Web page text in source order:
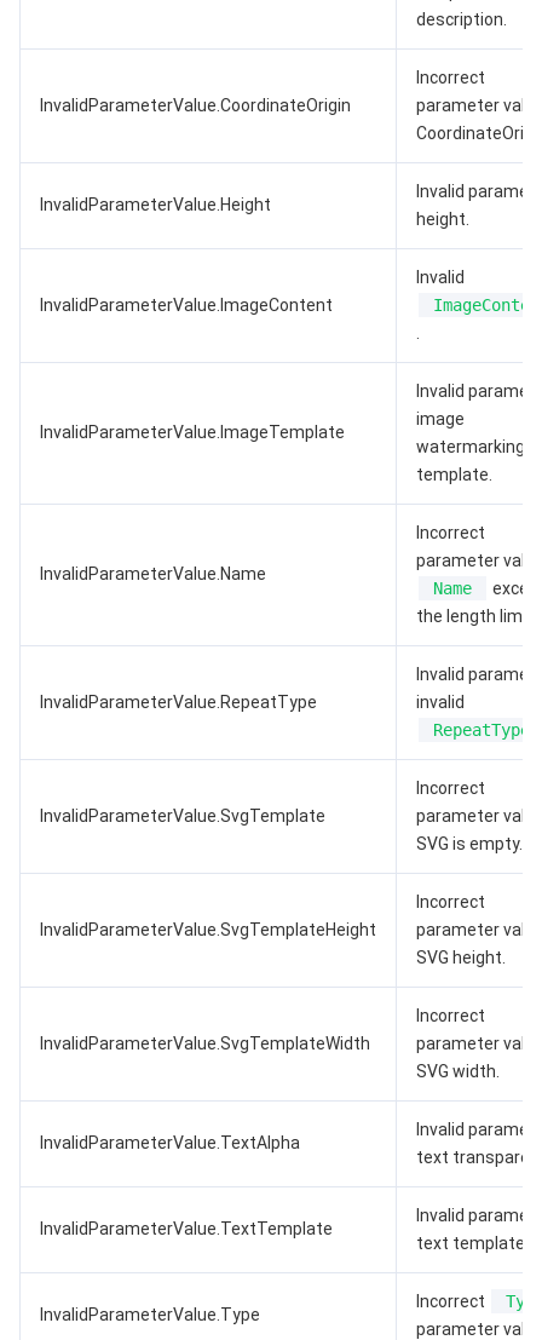
description.
InvalidParameterValue.CoordinateOrigin
Incorrect
parameter
InvalidParameterValue.Height
Invalid
height.
InvalidParameterValue.ImageContent
Invalid
InvalidParameterValue.ImageTemplate
Invalid
image
watermarking
template.
InvalidParameterValue.Name
Incorrect
parameter
Name
the length limit.
InvalidParameterValue.RepeatType
Invalid
invalid
RepeatType
InvalidParameterValue.SvgTemplate
Incorrect
parameter
SVG is empty.
InvalidParameterValue.SvgTemplateHeight
Incorrect
parameter
SVG height.
InvalidParameterValue.SvgTemplateWidth
Incorrect
parameter
SVG width.
InvalidParameterValue.TextAlpha
Invalid
text
InvalidParameterValue.TextTemplate
Invalid
text template.
InvalidParameterValue.Type
Incorrect
parameter